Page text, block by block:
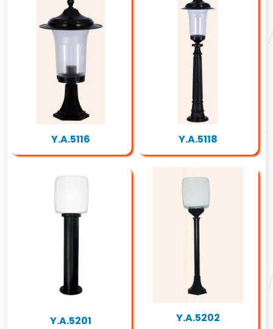
Y.A.5116 Y.A.5118
Y.A.5201 Y.A.5202